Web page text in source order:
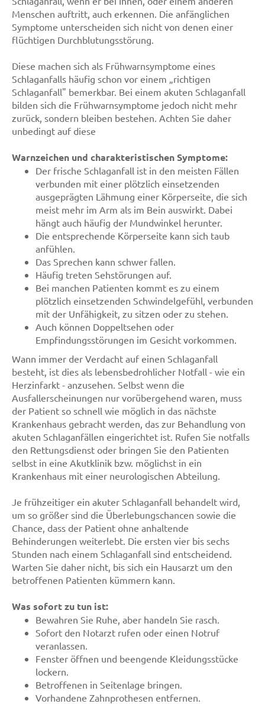
Menschen auftritt, auch erkennen. Die anfänglichen
Symptome unterscheiden sich nicht von denen einer
flüchtigen Durchblutungsstörung.
Diese machen sich als Frühwarnsymptome eines
Schlaganfalls häufig schon vor einem „richtigen
Schlaganfall" bemerkbar. Bei einem akuten Schlaganfall
bilden sich die Frühwarnsymptome jedoch nicht mehr
zurück, sondern bleiben bestehen. Achten Sie daher
unbedingt auf diese
Warnzeichen und charakteristischen Symptome:
Der frische Schlaganfall ist in den meisten Fällen
verbunden mit einer plötzlich einsetzenden
ausgeprägten Lähmung einer Körperseite, die sich
meist mehr im Arm als im Bein auswirkt. Dabei
hängt auch häufig der Mundwinkel herunter.
Die entsprechende Körperseite kann sich taub
anfühlen.
Das Sprechen kann schwer fallen.
Häufig treten Sehstörungen auf.
Bei manchen Patienten kommt es zu einem
plötzlich einsetzenden Schwindelgefühl, verbunden
mit der Unfähigkeit, zu sitzen oder zu stehen.
Auch können Doppeltsehen oder
Empfindungsstörungen im Gesicht vorkommen.
Wann immer der Verdacht auf einen Schlaganfall
besteht, ist dies als lebensbedrohlicher Notfall - wie ein
Herzinfarkt - anzusehen. Selbst wenn die
Ausfallerscheinungen nur vorübergehend waren, muss
der Patient so schnell wie möglich in das nächste
Krankenhaus gebracht werden, das zur Behandlung von
akuten Schlaganfällen eingerichtet ist. Rufen Sie notfalls
den Rettungsdienst oder bringen Sie den Patienten
selbst in eine Akutklinik bzw. möglichst in ein
Krankenhaus mit einer neurologischen Abteilung.
Je frühzeitiger ein akuter Schlaganfall behandelt wird,
um so größer sind die Überlebungschancen sowie die
Chance, dass der Patient ohne anhaltende
Behinderungen weiterlebt. Die ersten vier bis sechs
Stunden nach einem Schlaganfall sind entscheidend.
Warten Sie daher nicht, bis sich ein Hausarzt um den
betroffenen Patienten kümmern kann.
Was sofort zu tun ist:
Bewahren Sie Ruhe, aber handeln Sie rasch.
Sofort den Notarzt rufen oder einen Notruf
veranlassen.
Fenster öffnen und beengende Kleidungsstücke
lockern.
Betroffenen in Seitenlage bringen.
Vorhandene Zahnprothesen entfernen.